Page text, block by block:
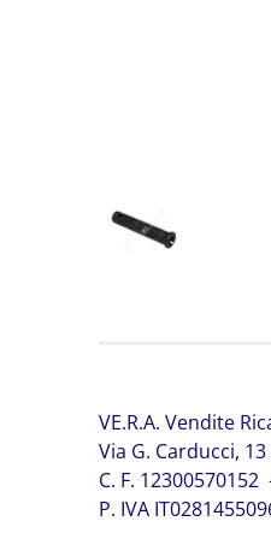
VE.R.A. Vendite
Via G. Carducci,
C. F. 12300570152
P. IVA